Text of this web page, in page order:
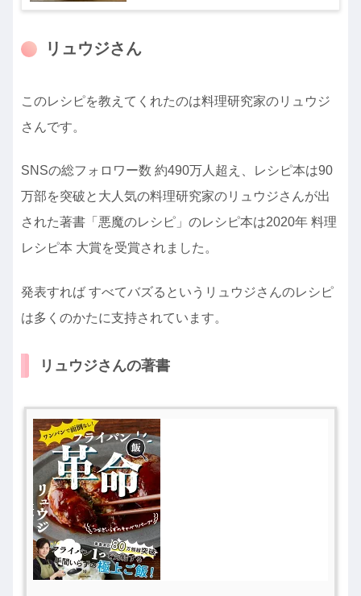
リュウジさん
このレシピを教えてくれたのは料理研究家のリュウジ
さんです。
SNSの総フォロワー数 約490万人超え、レシピ本は90
万部を突破と大人気の料理研究家のリュウジさんが出
された著書「悪魔のレシピ」のレシピ本は2020年 料理
レシピ本 大賞を受賞されました。
発表すれば すべてバズるというリュウジさんのレシピ
は多くのかたに支持されています。
リュウジさんの著書